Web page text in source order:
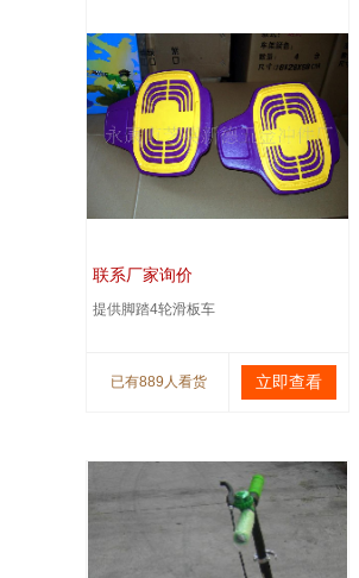
联系厂家询价
提供脚踏4轮滑板车
已有889人看货 立即查看